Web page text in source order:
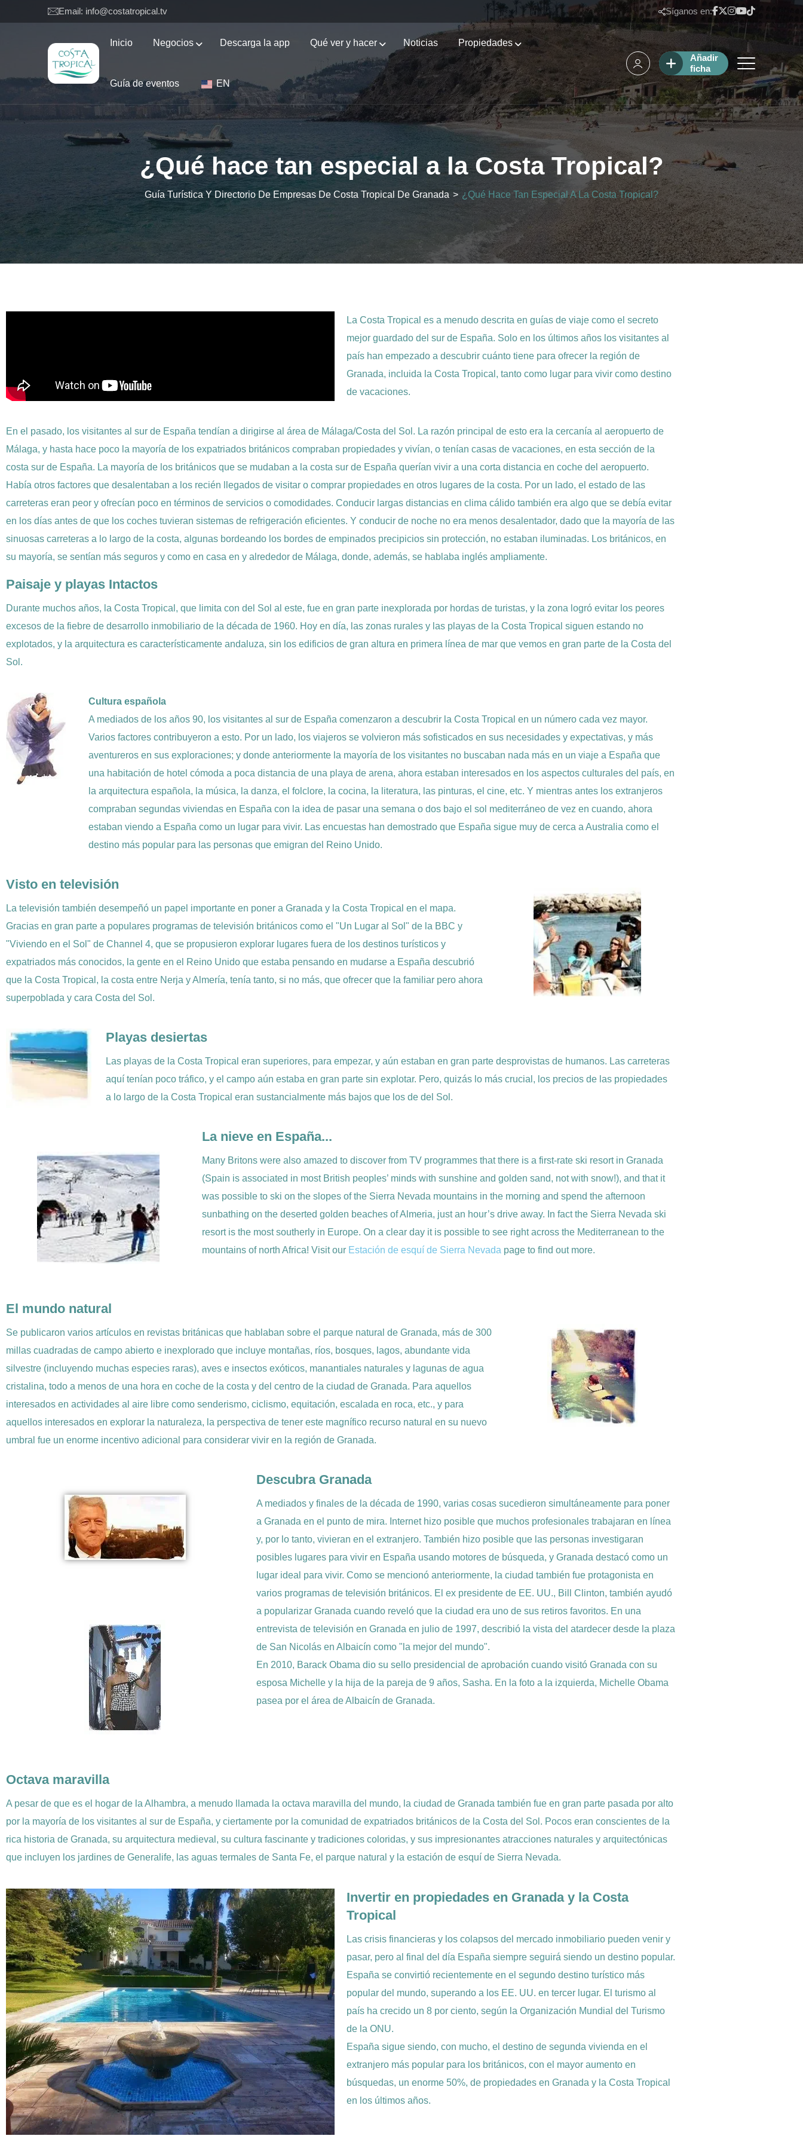
Email: info@costatropical.tv Síganos en:
Inicio Negocios Descarga la app Qué ver y hacer Noticias Propiedades
Guía de eventos EN
Añadir
ficha
¿Qué hace tan especial a la Costa Tropical?
Guía Turística Y Directorio De Empresas De Costa Tropical De Granada > ¿Qué Hace Tan Especial A La Costa Tropical?
La Costa Tropical es a menudo descrita en guías de viaje como el secreto
mejor guardado del sur de España. Solo en los últimos años los visitantes al
país han empezado a descubrir cuánto tiene para ofrecer la región de
Granada, incluida la Costa Tropical, tanto como lugar para vivir como destino
de vacaciones.
En el pasado, los visitantes al sur de España tendían a dirigirse al área de Málaga/Costa del Sol. La razón principal de esto era la cercanía al aeropuerto de
Málaga, y hasta hace poco la mayoría de los expatriados británicos compraban propiedades y vivían, o tenían casas de vacaciones, en esta sección de la
costa sur de España. La mayoría de los británicos que se mudaban a la costa sur de España querían vivir a una corta distancia en coche del aeropuerto.
Había otros factores que desalentaban a los recién llegados de visitar o comprar propiedades en otros lugares de la costa. Por un lado, el estado de las
carreteras eran peor y ofrecían poco en términos de servicios o comodidades. Conducir largas distancias en clima cálido también era algo que se debía evitar
en los días antes de que los coches tuvieran sistemas de refrigeración eficientes. Y conducir de noche no era menos desalentador, dado que la mayoría de las
sinuosas carreteras a lo largo de la costa, algunas bordeando los bordes de empinados precipicios sin protección, no estaban iluminadas. Los británicos, en
su mayoría, se sentían más seguros y como en casa en y alrededor de Málaga, donde, además, se hablaba inglés ampliamente.
Paisaje y playas Intactos
Durante muchos años, la Costa Tropical, que limita con del Sol al este, fue en gran parte inexplorada por hordas de turistas, y la zona logró evitar los peores
excesos de la fiebre de desarrollo inmobiliario de la década de 1960. Hoy en día, las zonas rurales y las playas de la Costa Tropical siguen estando no
explotados, y la arquitectura es característicamente andaluza, sin los edificios de gran altura en primera línea de mar que vemos en gran parte de la Costa del
Sol.
Cultura española
A mediados de los años 90, los visitantes al sur de España comenzaron a descubrir la Costa Tropical en un número cada vez mayor.
Varios factores contribuyeron a esto. Por un lado, los viajeros se volvieron más sofisticados en sus necesidades y expectativas, y más
aventureros en sus exploraciones; y donde anteriormente la mayoría de los visitantes no buscaban nada más en un viaje a España que
una habitación de hotel cómoda a poca distancia de una playa de arena, ahora estaban interesados en los aspectos culturales del país, en
la arquitectura española, la música, la danza, el folclore, la cocina, la literatura, las pinturas, el cine, etc. Y mientras antes los extranjeros
compraban segundas viviendas en España con la idea de pasar una semana o dos bajo el sol mediterráneo de vez en cuando, ahora
estaban viendo a España como un lugar para vivir. Las encuestas han demostrado que España sigue muy de cerca a Australia como el
destino más popular para las personas que emigran del Reino Unido.
Visto en televisión
La televisión también desempeñó un papel importante en poner a Granada y la Costa Tropical en el mapa.
Gracias en gran parte a populares programas de televisión británicos como el "Un Lugar al Sol" de la BBC y
"Viviendo en el Sol" de Channel 4, que se propusieron explorar lugares fuera de los destinos turísticos y
expatriados más conocidos, la gente en el Reino Unido que estaba pensando en mudarse a España descubrió
que la Costa Tropical, la costa entre Nerja y Almería, tenía tanto, si no más, que ofrecer que la familiar pero ahora
superpoblada y cara Costa del Sol.
Playas desiertas
Las playas de la Costa Tropical eran superiores, para empezar, y aún estaban en gran parte desprovistas de humanos. Las carreteras
aquí tenían poco tráfico, y el campo aún estaba en gran parte sin explotar. Pero, quizás lo más crucial, los precios de las propiedades
a lo largo de la Costa Tropical eran sustancialmente más bajos que los de del Sol.
La nieve en España...
Many Britons were also amazed to discover from TV programmes that there is a first-rate ski resort in Granada
(Spain is associated in most British peoples’ minds with sunshine and golden sand, not with snow!), and that it
was possible to ski on the slopes of the Sierra Nevada mountains in the morning and spend the afternoon
sunbathing on the deserted golden beaches of Almeria, just an hour’s drive away. In fact the Sierra Nevada ski
resort is the most southerly in Europe. On a clear day it is possible to see right across the Mediterranean to the
mountains of north Africa! Visit our Estación de esquí de Sierra Nevada page to find out more.
El mundo natural
Se publicaron varios artículos en revistas británicas que hablaban sobre el parque natural de Granada, más de 300
millas cuadradas de campo abierto e inexplorado que incluye montañas, ríos, bosques, lagos, abundante vida
silvestre (incluyendo muchas especies raras), aves e insectos exóticos, manantiales naturales y lagunas de agua
cristalina, todo a menos de una hora en coche de la costa y del centro de la ciudad de Granada. Para aquellos
interesados en actividades al aire libre como senderismo, ciclismo, equitación, escalada en roca, etc., y para
aquellos interesados en explorar la naturaleza, la perspectiva de tener este magnífico recurso natural en su nuevo
umbral fue un enorme incentivo adicional para considerar vivir en la región de Granada.
Descubra Granada
A mediados y finales de la década de 1990, varias cosas sucedieron simultáneamente para poner
a Granada en el punto de mira. Internet hizo posible que muchos profesionales trabajaran en línea
y, por lo tanto, vivieran en el extranjero. También hizo posible que las personas investigaran
posibles lugares para vivir en España usando motores de búsqueda, y Granada destacó como un
lugar ideal para vivir. Como se mencionó anteriormente, la ciudad también fue protagonista en
varios programas de televisión británicos. El ex presidente de EE. UU., Bill Clinton, también ayudó
a popularizar Granada cuando reveló que la ciudad era uno de sus retiros favoritos. En una
entrevista de televisión en Granada en julio de 1997, describió la vista del atardecer desde la plaza
de San Nicolás en Albaicín como "la mejor del mundo".
En 2010, Barack Obama dio su sello presidencial de aprobación cuando visitó Granada con su
esposa Michelle y la hija de la pareja de 9 años, Sasha. En la foto a la izquierda, Michelle Obama
pasea por el área de Albaicín de Granada.
Octava maravilla
A pesar de que es el hogar de la Alhambra, a menudo llamada la octava maravilla del mundo, la ciudad de Granada también fue en gran parte pasada por alto
por la mayoría de los visitantes al sur de España, y ciertamente por la comunidad de expatriados británicos de la Costa del Sol. Pocos eran conscientes de la
rica historia de Granada, su arquitectura medieval, su cultura fascinante y tradiciones coloridas, y sus impresionantes atracciones naturales y arquitectónicas
que incluyen los jardines de Generalife, las aguas termales de Santa Fe, el parque natural y la estación de esquí de Sierra Nevada.
Invertir en propiedades en Granada y la Costa
Tropical
Las crisis financieras y los colapsos del mercado inmobiliario pueden venir y
pasar, pero al final del día España siempre seguirá siendo un destino popular.
España se convirtió recientemente en el segundo destino turístico más
popular del mundo, superando a los EE. UU. en tercer lugar. El turismo al
país ha crecido un 8 por ciento, según la Organización Mundial del Turismo
de la ONU.
España sigue siendo, con mucho, el destino de segunda vivienda en el
extranjero más popular para los británicos, con el mayor aumento en
búsquedas, un enorme 50%, de propiedades en Granada y la Costa Tropical
en los últimos años.